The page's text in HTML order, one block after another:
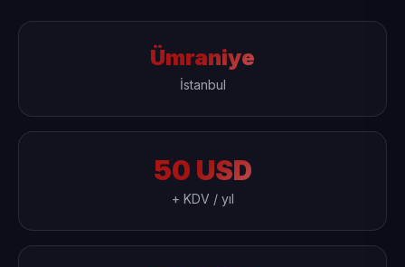
Ümraniye
İstanbul
50 USD
+ KDV / yıl